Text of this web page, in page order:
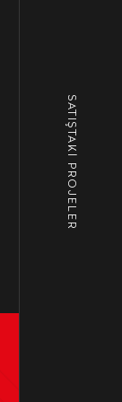
SATIŞTAKİ PROJELER